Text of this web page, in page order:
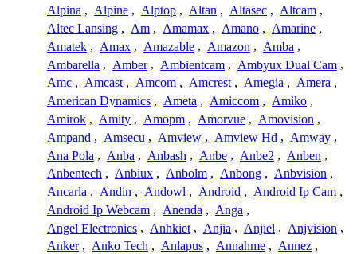
Alpina , Alpine , Alptop , Altan , Altasec , Altcam ,
Altec Lansing , Am , Amamax , Amano , Amarine ,
Amatek , Amax , Amazable , Amazon , Amba ,
Ambarella , Amber , Ambientcam , Ambyux Dual Cam ,
Amc , Amcast , Amcom , Amcrest , Amegia , Amera ,
American Dynamics , Ameta , Amiccom , Amiko ,
Amirok , Amity , Amopm , Amorvue , Amovision ,
Ampand , Amsecu , Amview , Amview Hd , Amway ,
Ana Pola , Anba , Anbash , Anbe , Anbe2 , Anben ,
Anbentech , Anbiux , Anbolm , Anbong , Anbvision ,
Ancarla , Andin , Andowl , Android , Android Ip Cam ,
Android Ip Webcam , Anenda , Anga ,
Angel Electronics , Anhkiet , Anjia , Anjiel , Anjvision ,
Anker , Anko Tech , Anlapus , Annahme , Annez ,